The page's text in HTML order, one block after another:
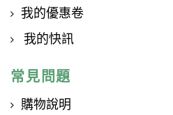
我的優惠卷
我的快訊
常見問題
購物說明